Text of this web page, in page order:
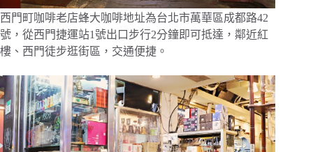
西門町咖啡老店蜂大咖啡地址為台北市萬華區成都路42
號，從西門捷運站1號出口步行2分鐘即可抵達，鄰近紅
樓、西門徒步逛街區，交通便捷。